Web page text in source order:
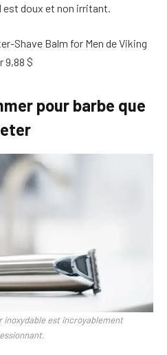
est doux et non irritant.
Shave Balm for Men de Viking
9,88 $
pour barbe que
inoxydable est incroyablement